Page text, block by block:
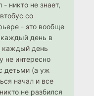
- никто не знает,
со
- это вообще
каждый день в
каждый день
не интересно
детьми (а уж
начал и все
не разбился